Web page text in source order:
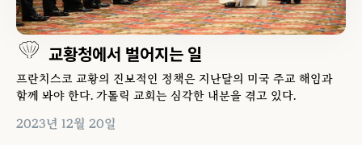
교황청에서 벌어지는 일
프란치스코 교황의 진보적인 정책은 지난달의 미국 주교 해임과
함께 봐야 한다. 가톨릭 교회는 심각한 내분을 겪고 있다.
2023년 12월 20일